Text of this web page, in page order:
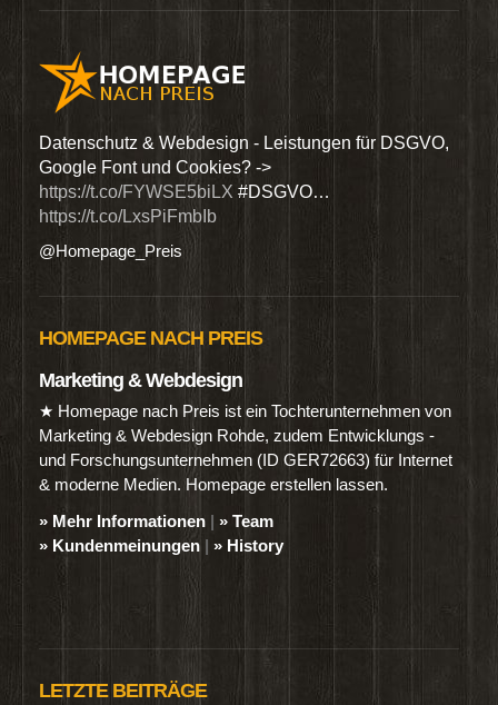
Datenschutz & Webdesign - Leistungen für DSGVO,
Google Font und Cookies? ->
https://t.co/FYWSE5biLX #DSGVO…
https://t.co/LxsPiFmbIb
@Homepage_Preis
HOMEPAGE NACH PREIS
Marketing & Webdesign
★ Homepage nach Preis ist ein Tochterunternehmen von
Marketing & Webdesign Rohde, zudem Entwicklungs -
und Forschungsunternehmen (ID GER72663) für Internet
& moderne Medien. Homepage erstellen lassen.
» Mehr Informationen | » Team
» Kundenmeinungen | » History
LETZTE BEITRÄGE